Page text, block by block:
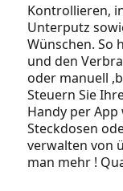
Kontrollieren,
Unterputz
Wünschen. So
und den
oder manuell
Steuern Sie
Handy per
Steckdosen
verwalten von
man mehr !